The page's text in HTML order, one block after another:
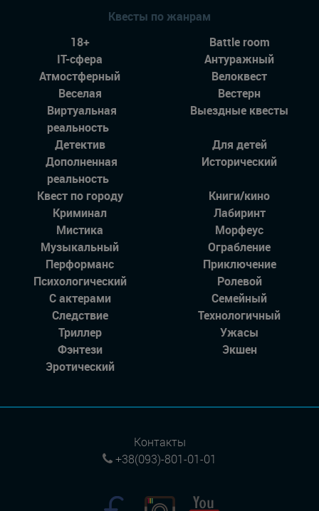
Квесты по жанрам
18+
Battle room
IT-сфера
Антуражный
Атмостферный
Велоквест
Веселая
Вестерн
Виртуальная
реальность
Выездные квесты
Детектив
Для детей
Дополненная
реальность
Исторический
Квест по городу
Книги/кино
Криминал
Лабиринт
Мистика
Морфеус
Музыкальный
Ограбление
Перформанс
Приключение
Психологический
Ролевой
С актерами
Семейный
Следствие
Технологичный
Триллер
Ужасы
Фэнтези
Экшен
Эротический
Контакты
+38(093)-801-01-01